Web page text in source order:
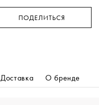
ПОДЕЛИТЬСЯ
Доставка О бренде